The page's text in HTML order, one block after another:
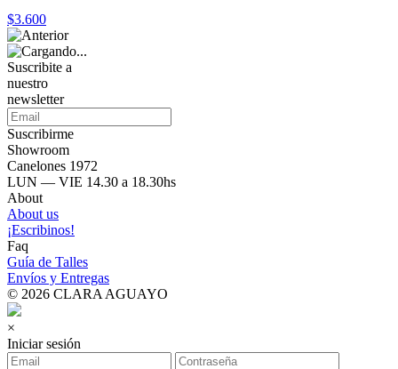
$3.600
Suscribite a
nuestro
newsletter
Suscribirme
Showroom
Canelones 1972
LUN — VIE 14.30 a 18.30hs
About
About us
¡Escribinos!
Faq
Guía de Talles
Envíos y Entregas
© 2026 CLARA AGUAYO
×
Iniciar sesión